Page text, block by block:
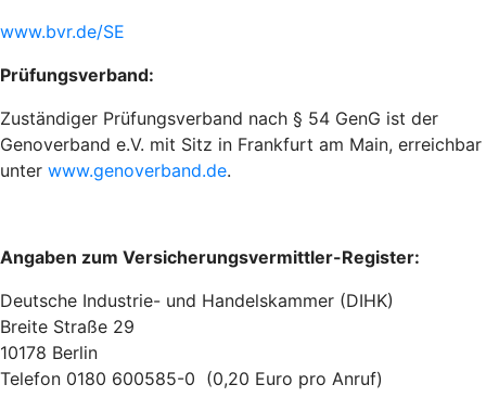
www.bvr.de/SE
Prüfungsverband:
Zuständiger Prüfungsverband nach § 54 GenG ist der
Genoverband e.V. mit Sitz in Frankfurt am Main, erreichbar
unter www.genoverband.de.
Angaben zum Versicherungsvermittler-Register:
Deutsche Industrie- und Handelskammer (DIHK)
Breite Straße 29
10178 Berlin
Telefon 0180 600585-0 (0,20 Euro pro Anruf)